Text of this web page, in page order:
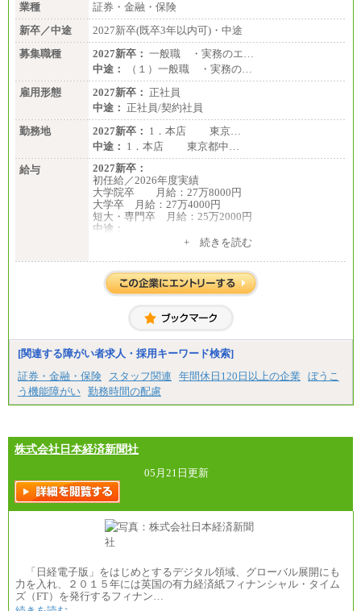
業種
証券・金融・保険
新卒／中途
2027新卒(既卒3年以内可)・中途
募集職種
2027新卒： 一般職 ・実務のエ…
中途：
（１）一般職 ・実務の…
雇用形態
2027新卒： 正社員
中途： 正社員/契約社員
勤務地
2027新卒： 1．本店 東京…
中途： 1．本店 東京都中…
給与
2027新卒：
初任給／2026年度実績
大学院卒 月給：27万8000円
大学卒 月給：27万4000円
短大・専門卒 月給：25万2000円
中途：
※職務経験等を考慮し決定いたします。
※試用期間中も給与に変更はございません
+ 続きを読む
[関連する障がい者求人・採用キーワード検索]
証券・金融・保険
スタッフ関連 年間休日120日以上の企業
ぼうこ
う機能障がい 勤務時間の配慮
株式会社日本経済新聞社
05月21日更新
「日経電子版」をはじめとするデジタル領域、グローバル展開にも
力を入れ、２０１５年には英国の有力経済紙フィナンシャル・タイム
ズ（FT）を発行するフィナン…